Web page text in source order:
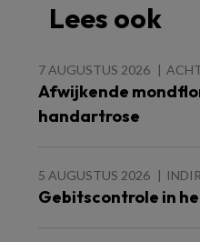
Lees ook
7 AUGUSTUS 2026
Afwijkende
handartrose
5 AUGUSTUS 2026
Gebitscontrole in